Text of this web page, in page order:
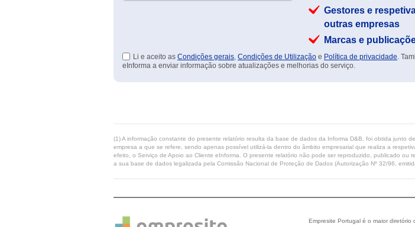
Gestores e
outras empresas
Marcas e
Li e aceito as Condições gerais, Condições de Utilização e Política de privacidade.
eInforma a enviar informação sobre atualizações e melhorias do serviço.
(1) A informação constante do presente relatório resulta da base de dados da Informa D&B, foi obtida junto
empresa a que se refere, sendo apenas possível utilizá-la dentro do âmbito empresarial que realiza a
efeito, o Serviço de Apoio ao Cliente eInforma. O presente relatório não pode ser reproduzido, publicado
a sua base de dados legalizada pela Comissão Nacional de Proteção de Dados (Autorização Nº 32/96,
Empresite Portugal é o maior